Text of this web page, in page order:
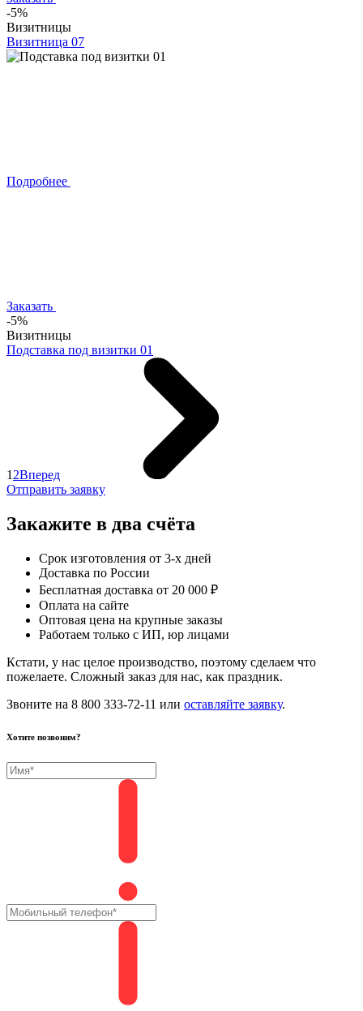
-5%
Визитницы
Визитница 07
Подробнее
Заказать
-5%
Визитницы
Подставка под визитки 01
1 2Вперед
Отправить заявку
Закажите в два счёта
Срок изготовления от 3-х дней
Доставка по России
Бесплатная доставка от 20 000 ₽
Оплата на сайте
Оптовая цена на крупные заказы
Работаем только с ИП, юр лицами
Кстати, у нас целое производство, поэтому сделаем что
пожелаете. Сложный заказ для нас, как праздник.
Звоните на 8 800 333-72-11 или оставляйте заявку.
Хотите позвоним?